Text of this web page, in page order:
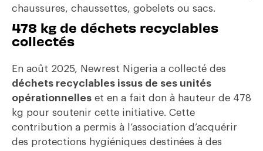
chaussures, chaussettes, gobelets ou sacs.
478 kg de déchets recyclables
collectés
En août 2025, Newrest Nigeria a collecté des
déchets recyclables issus de ses unités
opérationnelles et en a fait don à hauteur de 478
kg pour soutenir cette initiative. Cette
contribution a permis à l’association d’acquérir
des protections hygiéniques destinées à des